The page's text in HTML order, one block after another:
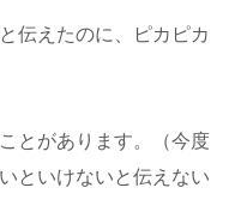
伝えたのに、ピカピカ
ことがあります。（今度
といけないと伝えない